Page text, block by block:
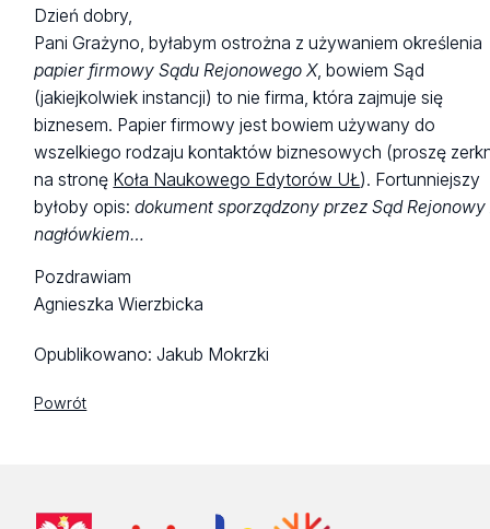
Dzień dobry,
Pani Grażyno, byłabym ostrożna z używaniem określenia
papier firmowy Sądu Rejonowego X, bowiem Sąd
(jakiejkolwiek instancji) to nie firma, która zajmuje się
biznesem. Papier firmowy jest bowiem używany do
wszelkiego rodzaju kontaktów biznesowych (proszę
na stronę Koła Naukowego Edytorów UŁ ). Fortunniejszy
byłoby opis:dokument sporządzony przez Sąd Rejonowy
nagłówkiem…
Pozdrawiam
Agnieszka Wierzbicka
Opublikowano:Jakub Mokrzki
Powrót